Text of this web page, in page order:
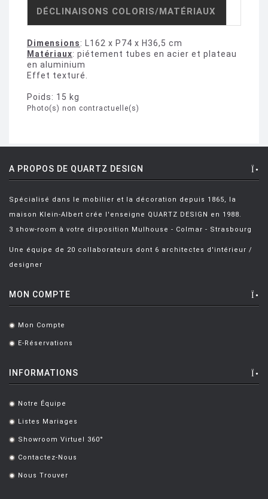
DÉCLINAISONS COLORIS/MATÉRIAUX
Dimensions: L162 x P74 x H36,5 cm
Matériaux: piétement tubes en acier et plateau
en aluminium
Effet texturé.
Poids: 15 kg
Photo(s) non contractuelle(s)
A PROPOS DE QUARTZ DESIGN
Spécialisé dans le mobilier et la décoration depuis 1865, la
maison Klein-Albert crée l'enseigne QUARTZ DESIGN en 1988.
3 show-room à votre disposition Mulhouse - Colmar - Strasbourg
Une équipe de 20 collaborateurs dont 6 architectes d'intérieur /
designer
MON COMPTE
. Mon Compte
. E-Réservations
INFORMATIONS
. Notre Équipe
. Listes Mariages
. Showroom Virtuel 360°
. Contactez-Nous
. Nous Trouver